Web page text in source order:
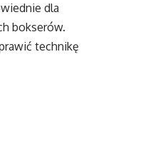
dla
bokserów.
technikę